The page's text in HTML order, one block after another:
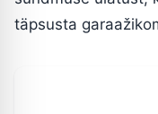
täpsusta